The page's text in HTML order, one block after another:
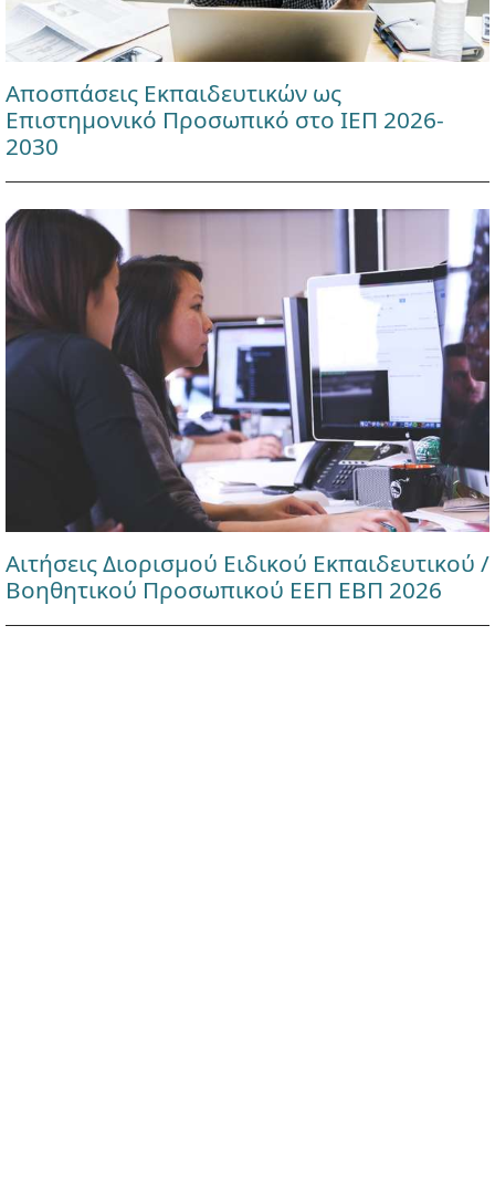
Αποσπάσεις Εκπαιδευτικών ως
Επιστημονικό Προσωπικό στο ΙΕΠ 2026-
2030
Αιτήσεις Διορισμού Ειδικού Εκπαιδευτικού /
Βοηθητικού Προσωπικού ΕΕΠ ΕΒΠ 2026